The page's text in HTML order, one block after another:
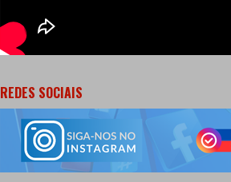
REDES SOCIAIS